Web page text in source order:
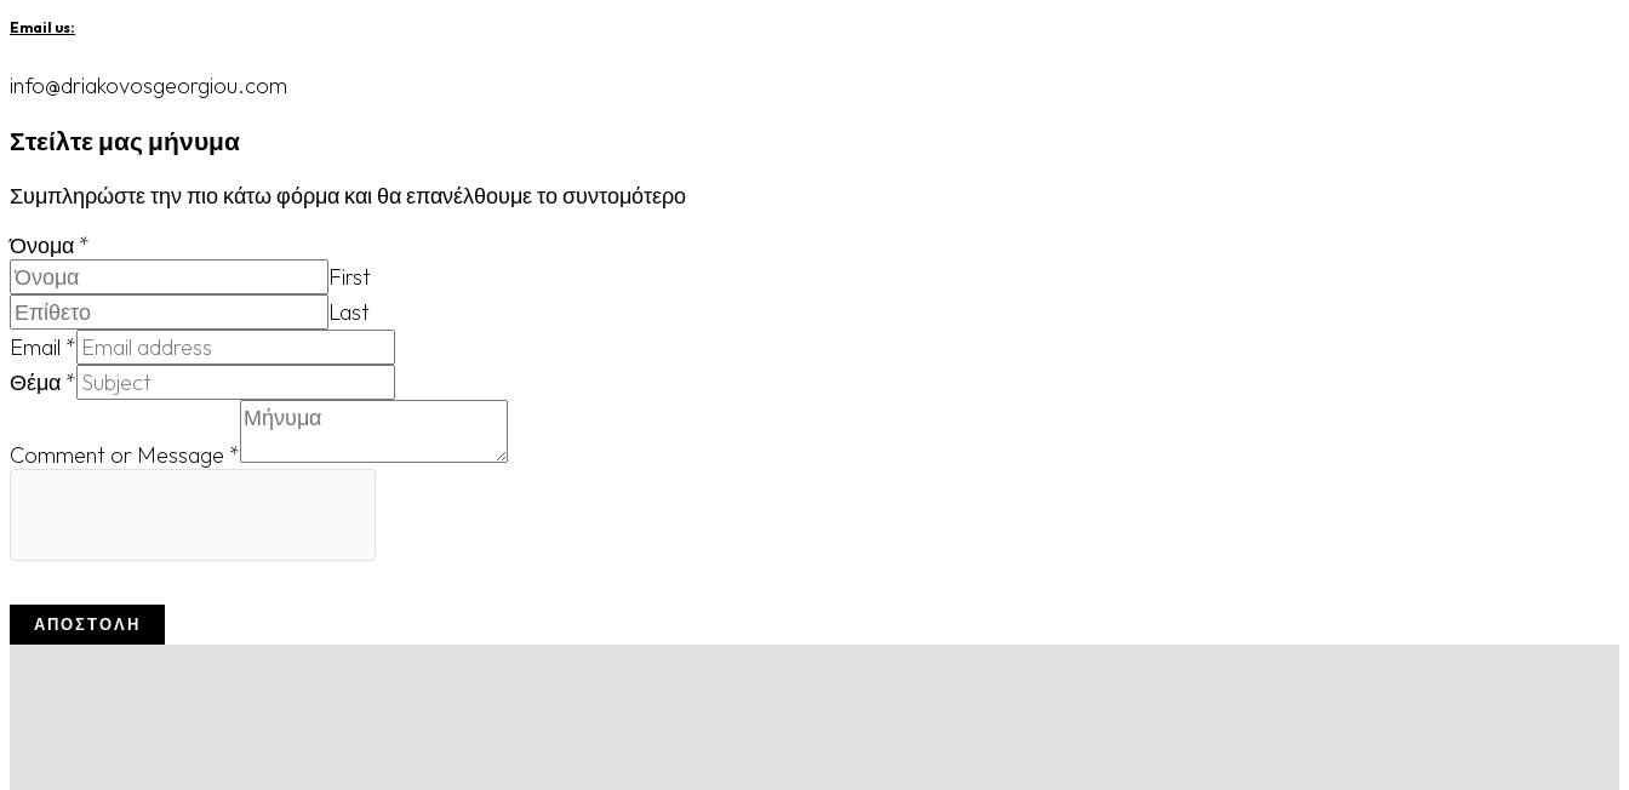
Email us:
info@driakovosgeorgiou.com
Στείλτε μας μήνυμα
Συμπληρώστε την πιο κάτω φόρμα και θα επανέλθουμε το συντομότερο
Όνομα *
First
Last
Email *
Θέμα *
Comment or Message *
ΑΠΟΣΤΟΛΉ